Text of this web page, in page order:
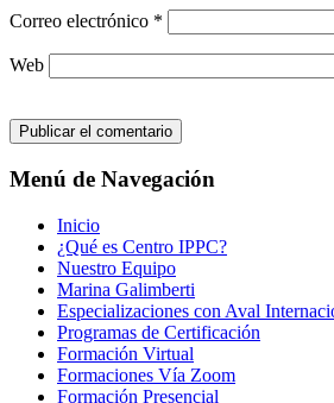
Correo electrónico *
Web
Menú de Navegación
Inicio
¿Qué es Centro IPPC?
Nuestro Equipo
Marina Galimberti
Especializaciones con Aval
Programas de Certificación
Formación Virtual
Formaciones Vía Zoom
Formación Presencial